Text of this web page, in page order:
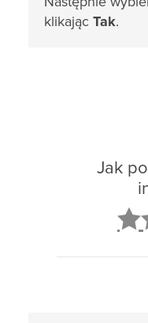
klikając Tak.
Jak